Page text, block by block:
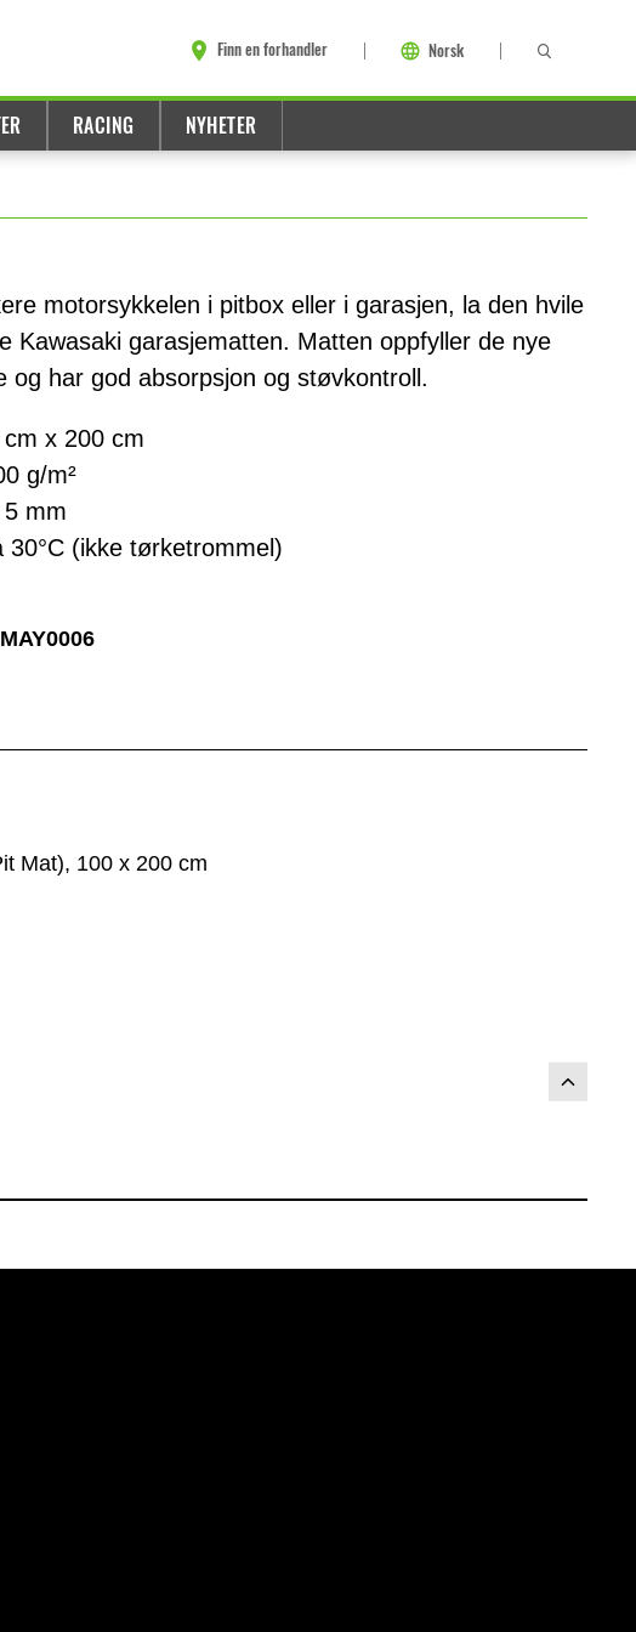
Finn en forhandler Norsk
RACING NYHETER
motorsykkelen i pitbox eller i garasjen, la den hvile
Kawasaki garasjematten. Matten oppfyller de nye
og har god absorpsjon og støvkontroll.
x 200 cm
g/m²
mm
30°C (ikke tørketrommel)
Mat), 100 x 200 cm